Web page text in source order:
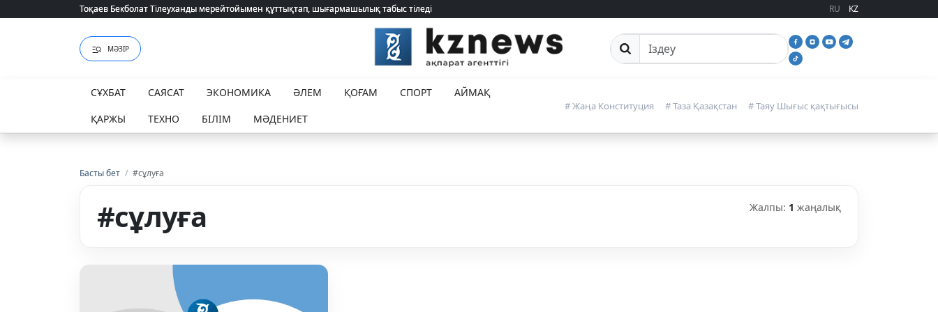
Тоқаев Бекболат Тілеуханды мерейтойымен құттықтап, шығармашылық табыс тіледі
Тоқаев Бекболат Тілеуханды мерейтойымен құттықтап, шығармашылық табыс тіледі RU KZ
МӘЗІР Сайттан іздеу
СҰХБАТ САЯСАТ ЭКОНОМИКА ӘЛЕМ ҚОҒАМ СПОРТ
АЙМАҚ
ҚАРЖЫ
ТЕХНО БІЛІМ МӘДЕНИЕТ
# Жаңа Конституция # Таза Қазақстан # Таяу Шығыс қақтығысы
Басты бет / #сұлуға
#сұлуға Жалпы: 1 жаңалық